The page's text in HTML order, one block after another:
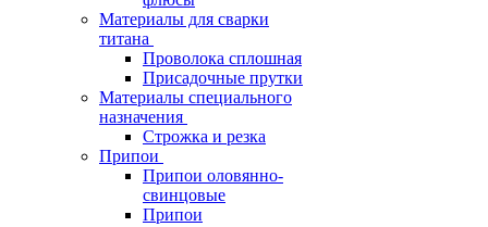
Материалы для сварки
титана
Проволока сплошная
Присадочные прутки
Материалы специального
назначения
Строжка и резка
Припои
Припои оловянно-
свинцовые
Припои